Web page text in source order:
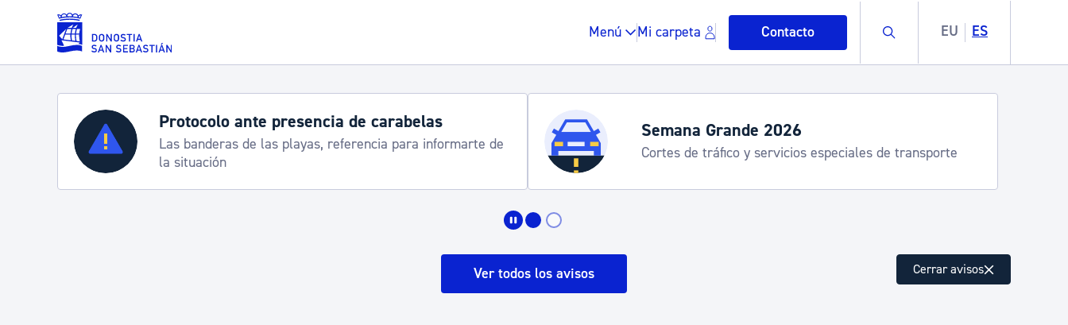
Saltar al contenido principal
Menú Mi carpeta Contacto Buscar EU ES
Servicios
Padrón y asuntos personales
Espacio público, residuos y medioambiente
Protocolo ante presencia de carabelas
Las banderas de las playas, referencia para informarte de
la situación
Semana Grande 2026
Cortes de tráfico y servicios especiales de transporte
Ver todos los avisos Cerrar avisos